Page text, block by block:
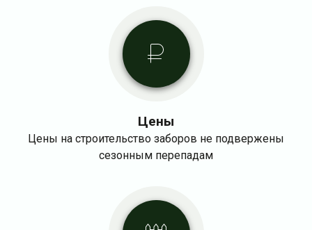
Цены
Цены на строительство заборов не подвержены
сезонным перепадам